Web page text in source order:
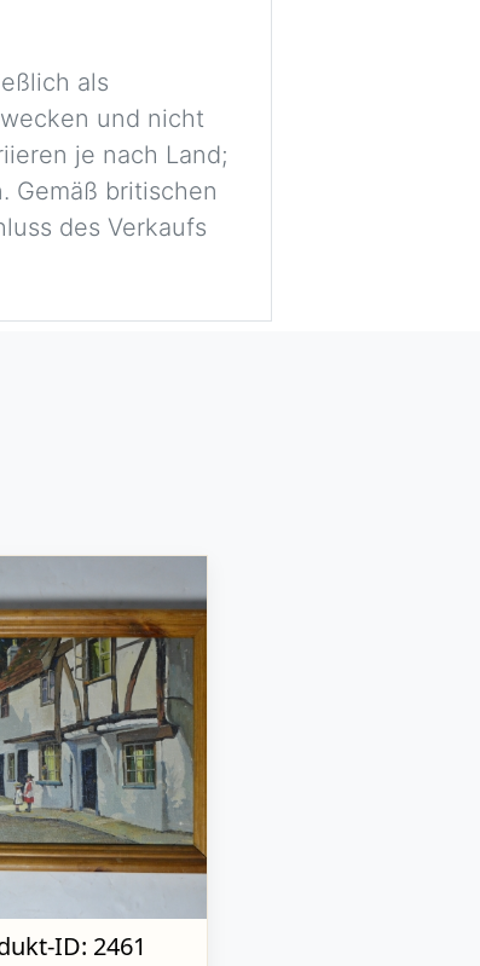
als
und nicht
je nach Land;
Gemäß britischen
des Verkaufs
ID: 2461